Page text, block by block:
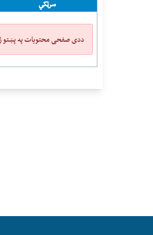
سرټکي
ددی صفحی محتویات په پښتو